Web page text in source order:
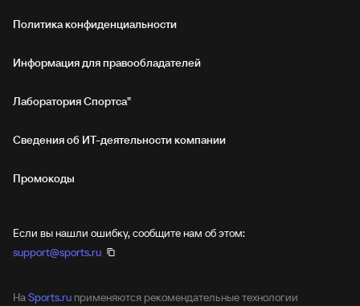
Политика конфиденциальности
Информация для правообладателей
Лаборатория Спортса"
Сведения об ИТ‑деятельности компании
Промокоды
Если вы нашли ошибку, сообщите нам об этом:
support@sports.ru
НаSports.ru применяются рекомендательные технологии